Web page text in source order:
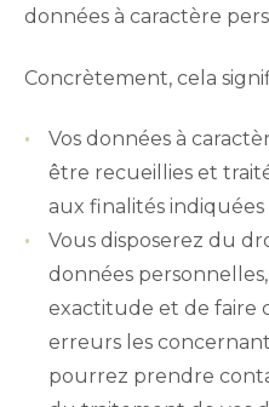
données à caractère
Concrètement, cela
Vos données à
être recueillies et
aux finalités
Vous disposerez du
données
exactitude et de faire
erreurs les
pourrez prendre